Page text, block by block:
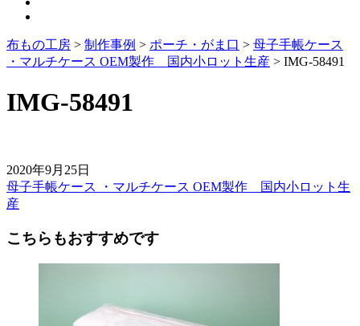
布もの工房 > 制作事例 > ポーチ・がま口 > 母子手帳ケース
・マルチケース OEM製作 国内小ロット生産 > IMG-58491
IMG-58491
2020年9月25日
前
後
の
母子手帳ケース ・マルチケース OEM製作 国内小ロット生
産
こちらもおすすめです